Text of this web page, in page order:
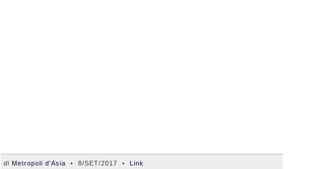
di Metropoli d'Asia • 8/SET/2017 • Link